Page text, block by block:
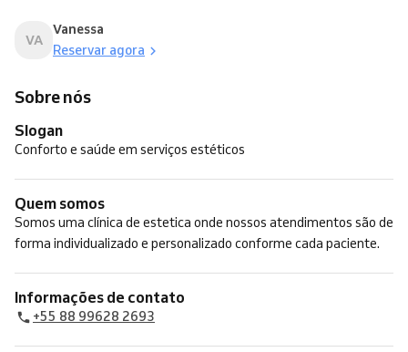
VA
Vanessa
Reservar agora
Sobre nós
Slogan
Conforto e saúde em serviços estéticos
Quem somos
Somos uma clínica de estetica onde nossos atendimentos são de
forma individualizado e personalizado conforme cada paciente.
Informações de contato
+55 88 99628 2693